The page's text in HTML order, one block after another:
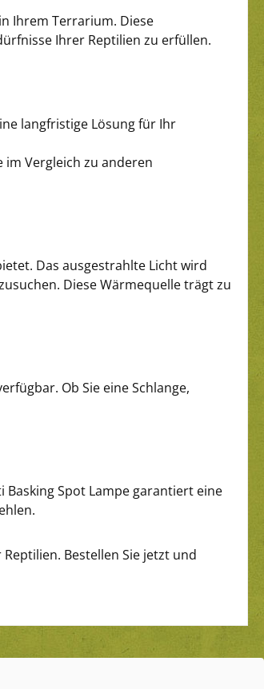
Ihrem Terrarium. Diese
Ihrer Reptilien zu erfüllen.
langfristige Lösung für Ihr
Vergleich zu anderen
Das ausgestrahlte Licht wird
Diese Wärmequelle trägt zu
Ob Sie eine Schlange,
Spot Lampe garantiert eine
Bestellen Sie jetzt und